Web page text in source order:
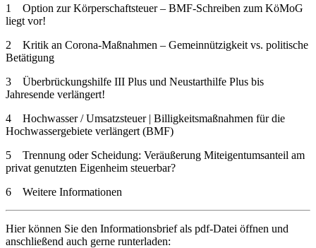
1 Option zur Körperschaftsteuer – BMF-Schreiben zum KöMoG
liegt vor!
2 Kritik an Corona-Maßnahmen – Gemeinnützigkeit vs. politische
Betätigung
3 Überbrückungshilfe III Plus und Neustarthilfe Plus bis
Jahresende verlängert!
4 Hochwasser / Umsatzsteuer | Billigkeitsmaßnahmen für die
Hochwassergebiete verlängert (BMF)
5 Trennung oder Scheidung: Veräußerung Miteigentumsanteil am
privat genutzten Eigenheim steuerbar?
6 Weitere Informationen
Hier können Sie den Informationsbrief als pdf-Datei öffnen und
anschließend auch gerne runterladen: